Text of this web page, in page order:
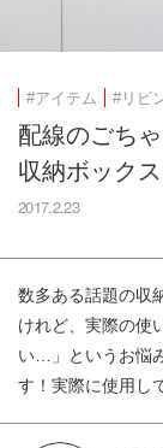
#アイテム #リビ
配線のごち
収納ボックス
2017.2.23
数多ある話題の収
けれど、実際の使
い…」というお悩
す！実際に使用し